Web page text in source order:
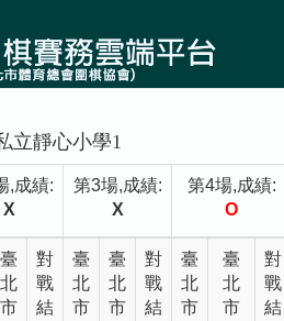
立靜心小學1
,成績:
X
第3場,成績:
X
第4場,成績:
O
臺
北
市
對
戰
結
臺
北
市
臺
北
市
對
戰
結
臺
北
市
臺
北
市
對
戰
結